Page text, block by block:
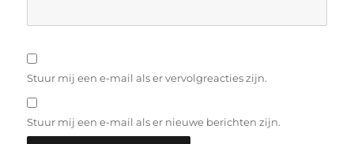
Stuur mij een e-mail als er vervolgreacties zijn.
Stuur mij een e-mail als er nieuwe berichten zijn.